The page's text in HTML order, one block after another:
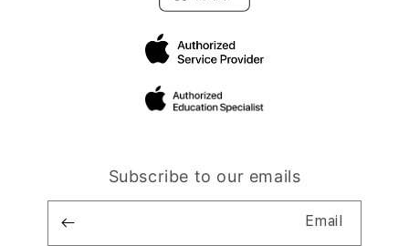
Subscribe to our emails
Email